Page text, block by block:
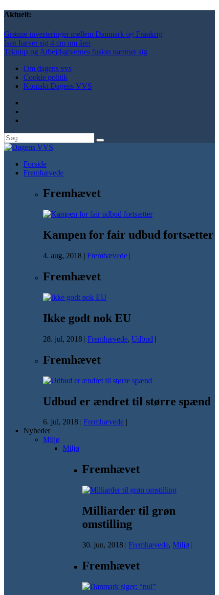
Aktuelt:
Grønne investeringer mellem Danmark og Frankrig
Isen hæver sig 4 cm om året
Tekniqs og Arbejdsgivernes fusion nærmer sig
Om dagens vvs
Cookie politik
Kontakt Dagens VVS
Forside
Fremhævede
Fremhævet
Kampen for fair udbud fortsætter
4. aug, 2018 | Fremhævede |
Fremhævet
Ikke godt nok EU
28. jul, 2018 | Fremhævede, Udbud |
Fremhævet
Udbud er ændret til større spænd
6. jul, 2018 | Fremhævede |
Nyheder
Miljø
Miljø
Fremhævet
Milliarder til grøn
omstilling
30. jun, 2018 | Fremhævede, Miljø |
Fremhævet